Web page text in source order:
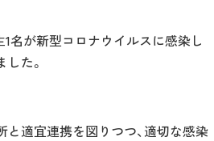
1名が新型コロナウイルスに感染し
た。
適宜連携を図りつつ、適切な感染